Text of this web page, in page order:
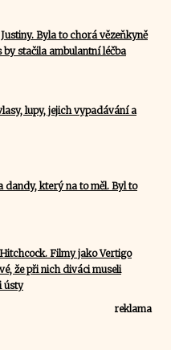
Byla to chorá vězeňkyně
by stačila ambulantní léčba
lupy, jejich vypadávání a
dandy, který na to měl. Byl to
Filmy jako Vertigo
že při nich diváci museli
ústy
reklama